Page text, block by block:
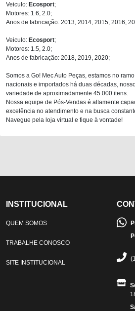
Veiculo: Ecosport;
Motores: 1.6, 2.0;
Anos de fabricação: 2013, 2014, 2015, 2016,
Veiculo: Ecosport;
Motores: 1.5, 2.0;
Anos de fabricação: 2018, 2019, 2020;
Somos a Go! Mec Auto Peças, estamos no
nacionais e importados há duas décadas,
variedade de aproximadamente 45.000 itens.
Nossa equipe de Pós-Vendas é altamente
excelência no atendimento e na busca
Navegue pela loja virtual e fique à vontade!
INSTITUCIONAL
QUEM SOMOS
TRABALHE CONOSCO
SITE INSTITUCIONAL